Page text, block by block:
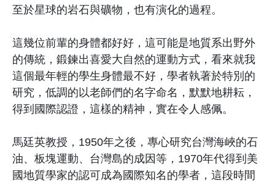
至於星球的岩石與礦物，也有演化的過程。
這幾位前輩的身體都好好，這可能是地質系出野外
的傳統，鍛鍊出喜愛大自然的運動方式，看來就我
這個最年輕的學生身體最不好，學者執著於特別的
研究，低調的以老師們的名字命名，默默地耕耘，
得到國際認證，這樣的精神，實在令人感佩。
馬廷英教授，1950年之後，專心研究台灣海峽的石
油、板塊運動、台灣島的成因等，1970年代得到美
國地質學家的認可成為國際知名的學者，這段時間